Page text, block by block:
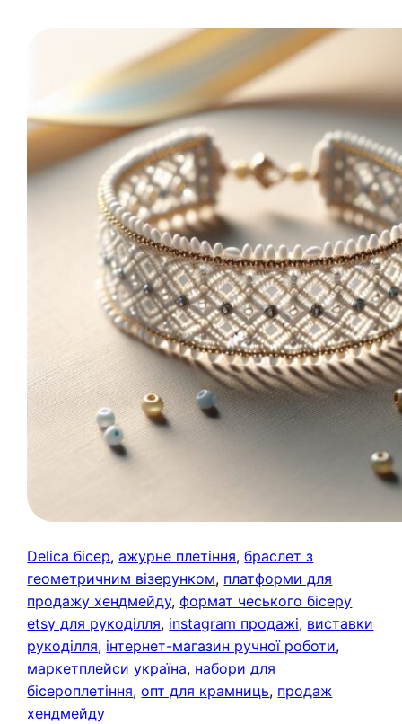
Delica бісер, ажурне плетіння, браслет з
геометричним візерунком, платформи для
продажу хендмейду, формат чеського бісеру
etsy для рукоділля, instagram продажі, виставки
рукоділля, інтернет-магазин ручної роботи
маркетплейси україна, набори для
бісероплетіння, опт для крамниць, продаж
хендмейду